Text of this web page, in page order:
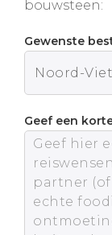
bouwsteen:
Gewenste
Geef een